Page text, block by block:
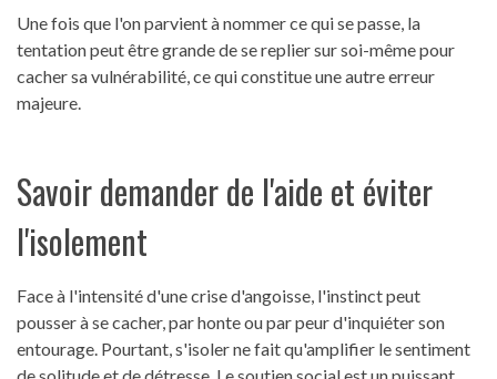
Une fois que l'on parvient à nommer ce qui se passe, la
tentation peut être grande de se replier sur soi-même pour
cacher sa vulnérabilité, ce qui constitue une autre erreur
majeure.
Savoir demander de l'aide et éviter
l'isolement
Face à l'intensité d'une crise d'angoisse, l'instinct peut
pousser à se cacher, par honte ou par peur d'inquiéter son
entourage. Pourtant, s'isoler ne fait qu'amplifier le sentiment